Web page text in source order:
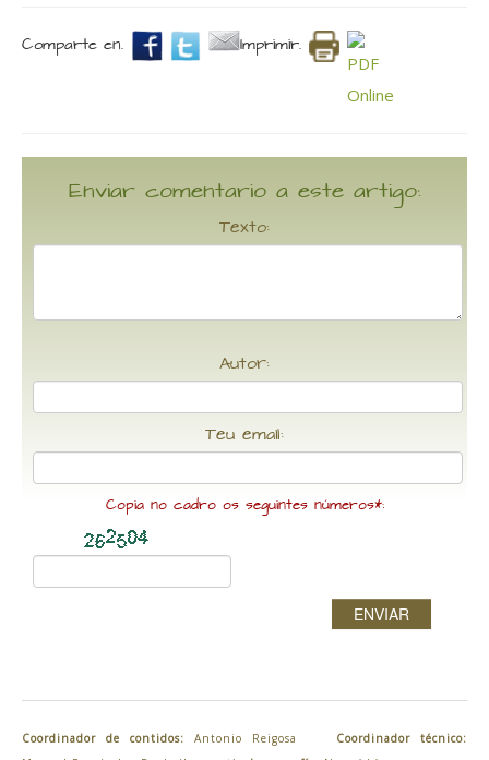
Comparte en. Imprimir.
Enviar comentario a este artigo:
Texto:
Autor:
Teu email:
Copia no cadro os seguintes números*:
ENVIAR
Coordinador de contidos: Antonio Reigosa Coordinador técnico: